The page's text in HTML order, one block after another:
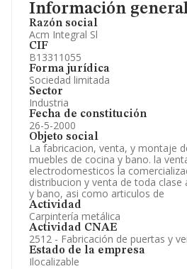
Información
Razón social
Acm Integral Sl
CIF
B13311055
Forma jurídica
Sociedad limitada
Sector
Industria
Fecha de constitución
26-5-2000
Objeto social
La fabricacion, venta, y montaje
muebles de cocina y bano. la
electrodomesticos la
distribucion y venta de toda clase
y bano, asi como articulos de
Actividad
Carpintería metálica
Actividad CNAE
2512 - Fabricación de puertas y
Estado de la empresa
Ilocalizable